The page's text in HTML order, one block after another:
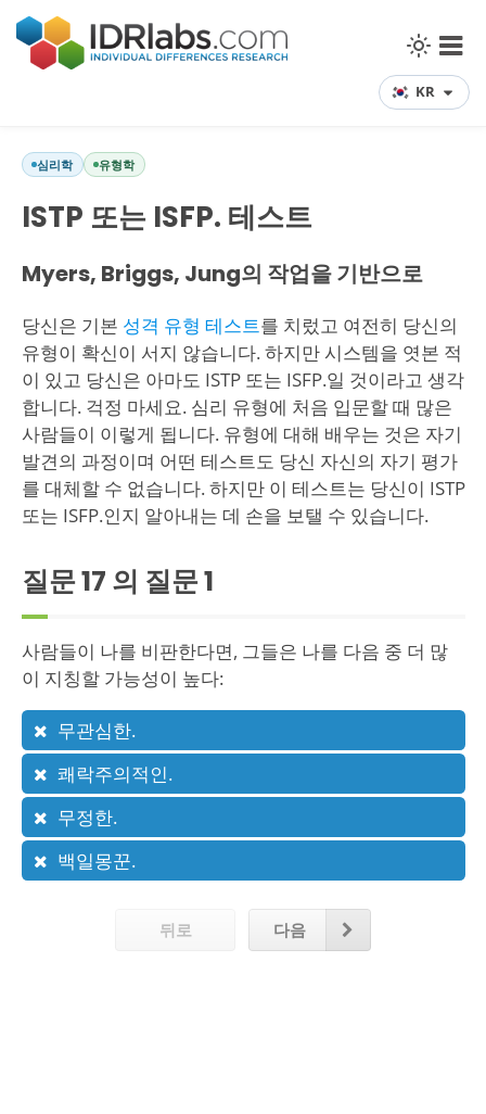
KR
심리학 유형학
ISTP 또는 ISFP. 테스트
Myers, Briggs, Jung의 작업을 기반으로
당신은 기본 성격 유형 테스트를 치렀고 여전히 당신의
유형이 확신이 서지 않습니다. 하지만 시스템을 엿본 적
이 있고 당신은 아마도 ISTP 또는 ISFP.일 것이라고 생각
합니다. 걱정 마세요. 심리 유형에 처음 입문할 때 많은
사람들이 이렇게 됩니다. 유형에 대해 배우는 것은 자기
발견의 과정이며 어떤 테스트도 당신 자신의 자기 평가
를 대체할 수 없습니다. 하지만 이 테스트는 당신이 ISTP
또는 ISFP.인지 알아내는 데 손을 보탤 수 있습니다.
질문 17 의 질문1
사람들이 나를 비판한다면, 그들은 나를 다음 중 더 많
이 지칭할 가능성이 높다:
무관심한.
쾌락주의적인.
무정한.
백일몽꾼.
뒤로 다음